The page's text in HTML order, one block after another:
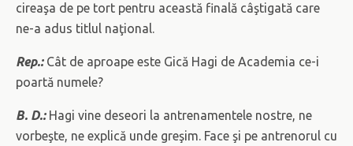
cireaşa de pe tort pentru această finală câştigată care
ne-a adus titlul naţional.
Rep.:Cât de aproape este Gică Hagi de Academia ce-i
poartă numele?
B. D.:Hagi vine deseori la antrenamentele nostre, ne
vorbeşte, ne explică unde greşim. Face şi pe antrenorul cu